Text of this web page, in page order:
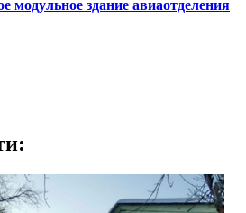
модульное здание авиаотделения